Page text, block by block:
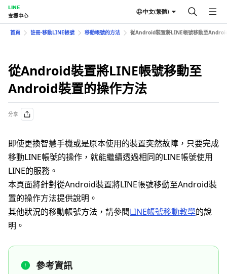
LINE
支援中心
中文(繁體)
首頁 註冊⋅移動LINE帳號 移動帳號的方法 從Android裝置將LINE帳號移動至
從Android裝置將LINE帳號移動至
Android裝置的操作方法
分享
即使更換智慧手機或是原本使用的裝置突然故障，只要完成
移動LINE帳號的操作，就能繼續透過相同的LINE帳號使用
LINE的服務。
本頁面將針對從Android裝置將LINE帳號移動至Android裝
置的操作方法提供說明。
其他狀況的移動帳號方法，請參閱LINE帳號移動教學的說
明。
參考資訊